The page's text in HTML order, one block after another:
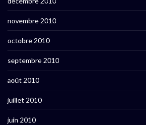
novembre 2010
octobre 2010
septembre 2010
août 2010
juillet 2010
juin 2010